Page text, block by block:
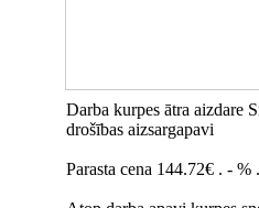
Darba kurpes ātra aizdare
drošības aizsargapavi
Parasta cena 144.72€ . -